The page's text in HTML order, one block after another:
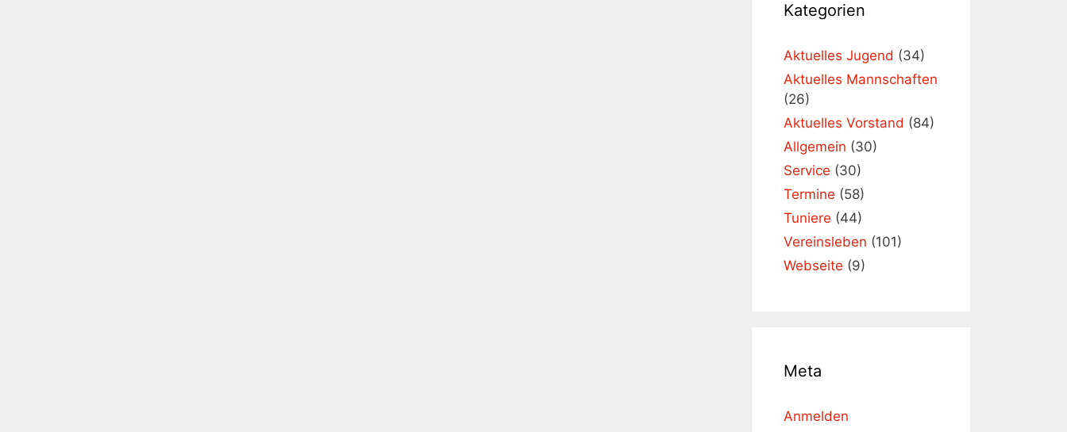
Kategorien
Aktuelles Jugend (34)
Aktuelles Mannschaften
(26)
Aktuelles Vorstand (84)
Allgemein (30)
Service (30)
Termine (58)
Tuniere (44)
Vereinsleben (101)
Webseite (9)
Meta
Anmelden